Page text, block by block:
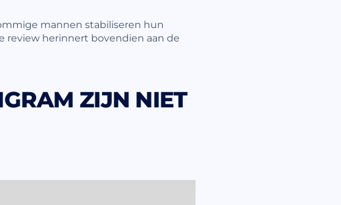
mannen stabiliseren hun
review herinnert bovendien aan de
ZIJN NIET